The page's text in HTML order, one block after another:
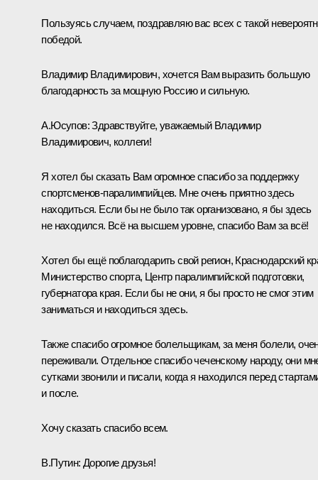
Пользуясь случаем, поздравляю вас всех с такой
победой.
Владимир Владимирович, хочется Вам выразить большую
благодарность за мощную Россию и сильную.
А.Юсупов:Здравствуйте, уважаемый Владимир
Владимирович, коллеги!
Я хотел бы сказать Вам огромное спасибо за поддержку
спортсменов-паралимпийцев. Мне очень приятно здесь
находиться. Если бы не было так организовано, я бы здесь
не находился. Всё на высшем уровне, спасибо Вам за всё!
Хотел бы ещё поблагодарить свой регион, Краснодарский
Министерство спорта, Центр паралимпийской подготовки,
губернатора края. Если бы не они, я бы просто не смог этим
заниматься и находиться здесь.
Также спасибо огромное болельщикам, за меня болели,
переживали. Отдельное спасибо чеченскому народу, они
сутками звонили и писали, когда я находился перед
и после.
Хочу сказать спасибо всем.
В.Путин: Дорогие друзья!